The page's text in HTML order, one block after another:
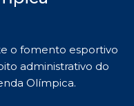
o fomento esportivo
administrativo do
Olímpica.